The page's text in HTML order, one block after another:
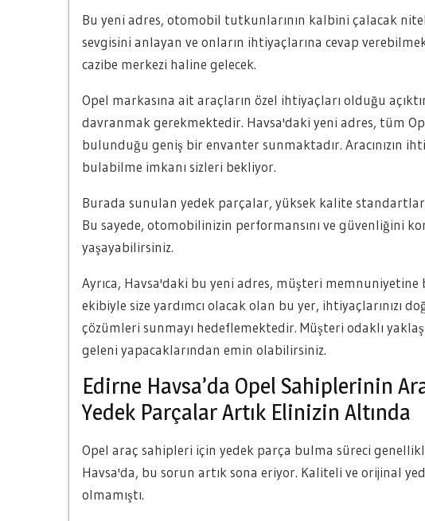
Bu yeni adres, otomobil tutkunlarının kalbini çalacak
sevgisini anlayan ve onların ihtiyaçlarına cevap
cazibe merkezi haline gelecek.
Opel markasına ait araçların özel ihtiyaçları olduğu
davranmak gerekmektedir. Havsa'daki yeni adres, tüm
bulunduğu geniş bir envanter sunmaktadır. Aracınızın
bulabilme imkanı sizleri bekliyor.
Burada sunulan yedek parçalar, yüksek kalite
Bu sayede, otomobilinizin performansını ve güvenliğini
yaşayabilirsiniz.
Ayrıca, Havsa'daki bu yeni adres, müşteri
ekibiyle size yardımcı olacak olan bu yer, ihtiyaçlarınızı
çözümleri sunmayı hedeflemektedir. Müşteri odaklı
geleni yapacaklarından emin olabilirsiniz.
Edirne Havsa’da Opel Sahiplerinin
Yedek Parçalar Artık Elinizin Altında
Opel araç sahipleri için yedek parça bulma süreci
Havsa'da, bu sorun artık sona eriyor. Kaliteli ve orijinal
olmamıştı.